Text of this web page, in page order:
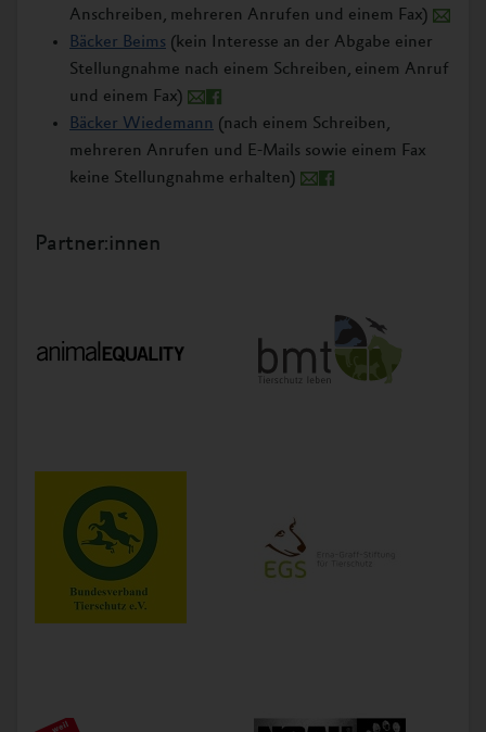
Anschreiben, mehreren Anrufen und einem Fax)
Bäcker Beims (kein Interesse an der Abgabe einer
Stellungnahme nach einem Schreiben, einem Anruf
und einem Fax)
Bäcker Wiedemann (nach einem Schreiben,
mehreren Anrufen und E-Mails sowie einem Fax
keine Stellungnahme erhalten)
Partner:innen